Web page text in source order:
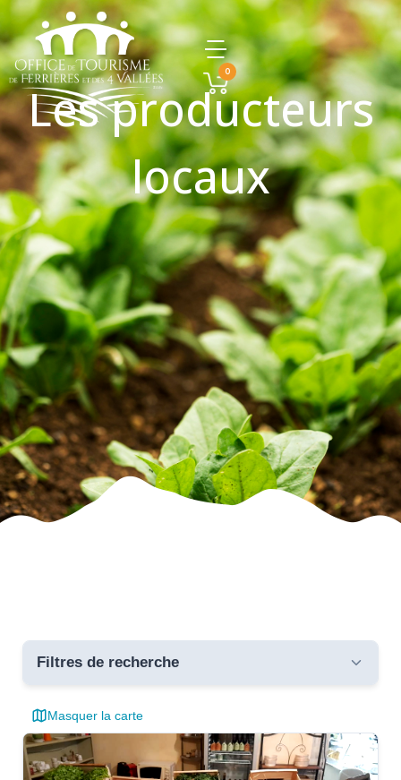
0
Les producteurs
locaux
Filtres de recherche
Toutes les communes
Masquer la carte